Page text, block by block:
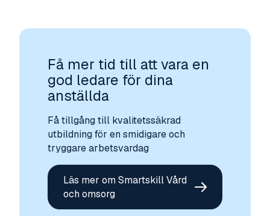
Få mer tid till att vara en
god ledare för dina
anställda
Få tillgång till kvalitetssäkrad
utbildning för en smidigare och
tryggare arbetsvardag
Läs mer om Smartskill Vård
och omsorg